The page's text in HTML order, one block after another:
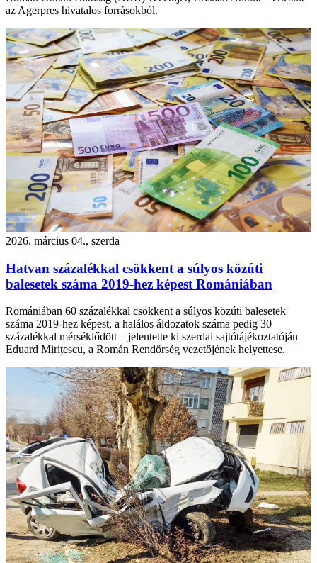
az Agerpres hivatalos forrásokból.
2026. március 04., szerda
Hatvan százalékkal csökkent a súlyos közúti
balesetek száma 2019-hez képest Romániában
Romániában 60 százalékkal csökkent a súlyos közúti balesetek
száma 2019-hez képest, a halálos áldozatok száma pedig 30
százalékkal mérséklődött – jelentette ki szerdai sajtótájékoztatóján
Eduard Mirițescu, a Román Rendőrség vezetőjének helyettese.